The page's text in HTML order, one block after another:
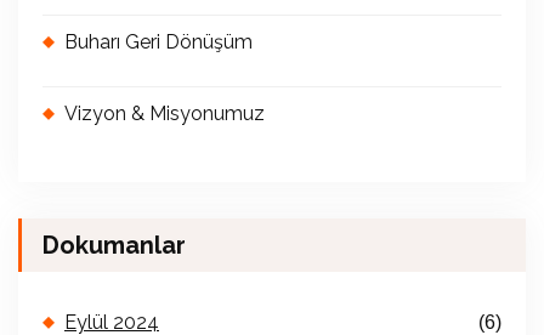
Buharı Geri Dönüşüm
Vizyon & Misyonumuz
Dokumanlar
Eylül 2024 (6)